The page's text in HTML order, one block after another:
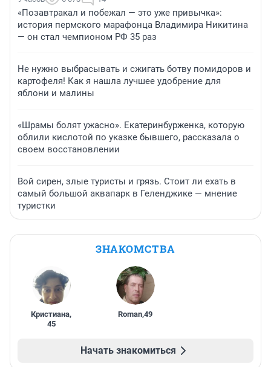
«Позавтракал и побежал — это уже привычка»:
история пермского марафонца Владимира Никитина
— он стал чемпионом РФ 35 раз
Не нужно выбрасывать и сжигать ботву помидоров и
картофеля! Как я нашла лучшее удобрение для
яблони и малины
«Шрамы болят ужасно». Екатеринбурженка, которую
облили кислотой по указке бывшего, рассказала о
своем восстановлении
Вой сирен, злые туристы и грязь. Стоит ли ехать в
самый большой аквапарк в Геленджике — мнение
туристки
ЗНАКОМСТВА
Кристиана,
45
Roman,49
Начать знакомиться